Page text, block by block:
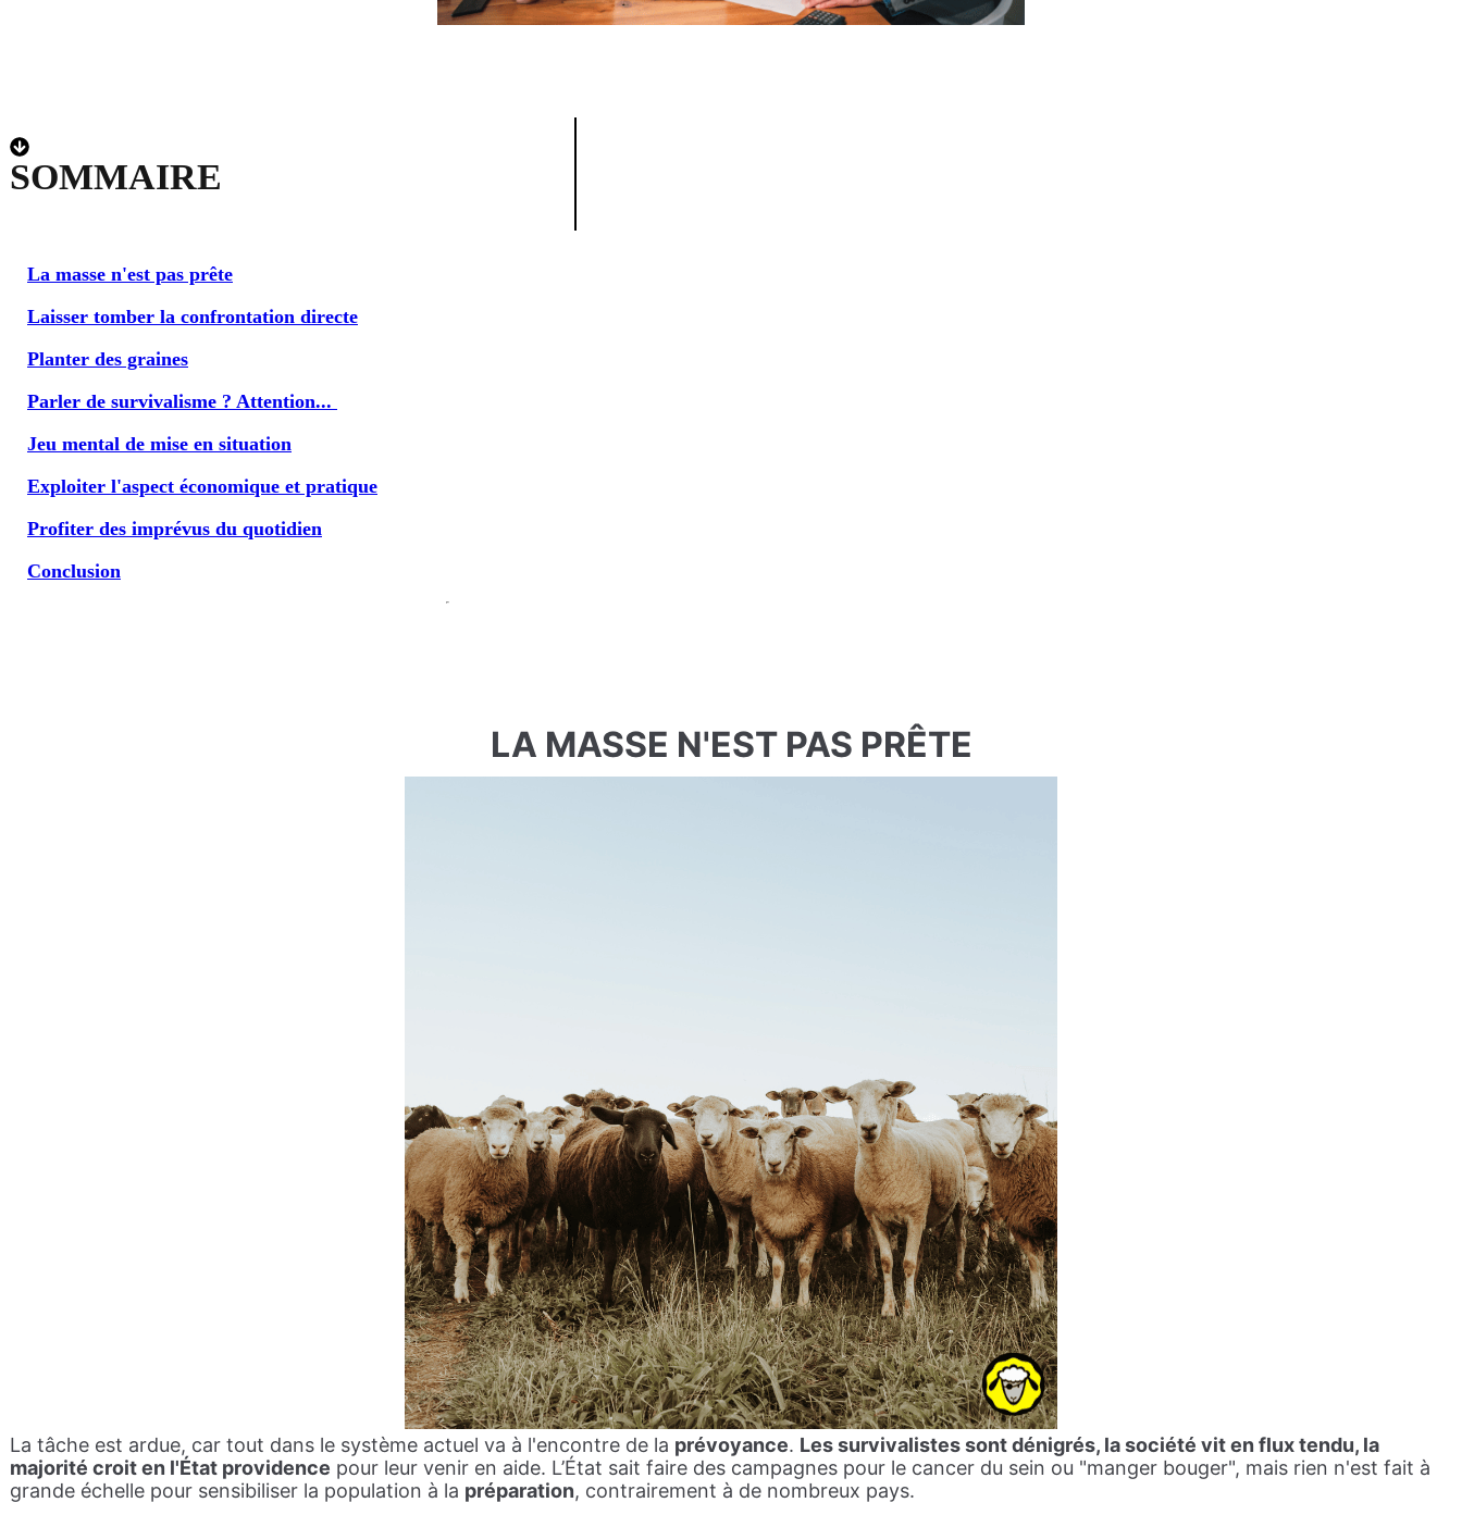
SOMMAIRE
La masse n'est pas prête
Laisser tomber la confrontation directe
Planter des graines
Parler de survivalisme ? Attention...
Jeu mental de mise en situation
Exploiter l'aspect économique et pratique
Profiter des imprévus du quotidien
Conclusion
LA MASSE N'EST PAS PRÊTE
La tâche est ardue, car tout dans le système actuel va à l'encontre de la prévoyance. Les survivalistes sont dénigrés, la société vit en flux tendu, la
majorité croit en l'État providence pour leur venir en aide. L’État sait faire des campagnes pour le cancer du sein ou "manger bouger", mais rien n'est fait à
grande échelle pour sensibiliser la population à la préparation, contrairement à de nombreux pays.